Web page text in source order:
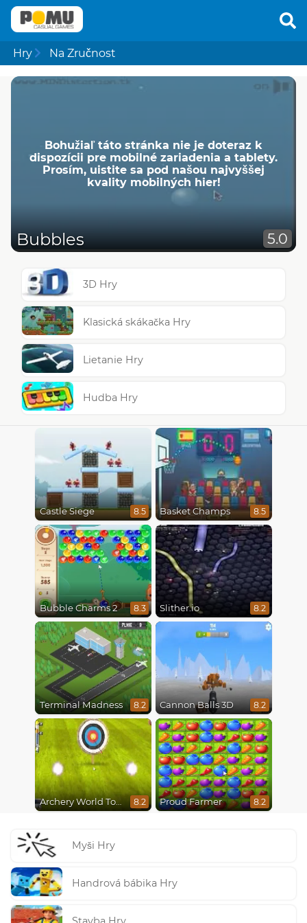
Hry Na Zručnost
Bohužiaľ táto stránka nie je doteraz k
dispozícii pre mobilné zariadenia a tablety.
Prosím, uistite sa pod našou najvyššej
kvality mobilných hier!
Bubbles 5.0
3D Hry
Klasická skákačka Hry
Lietanie Hry
Hudba Hry
Castle Siege 8.5 Basket Champs 8.5
Bubble Charms 2 8.3 Slither.io 8.2
Terminal Madness 8.2 Cannon Balls 3D 8.2
Archery World Tour 8.2 Proud Farmer 8.2
Myši Hry
Handrová bábika Hry